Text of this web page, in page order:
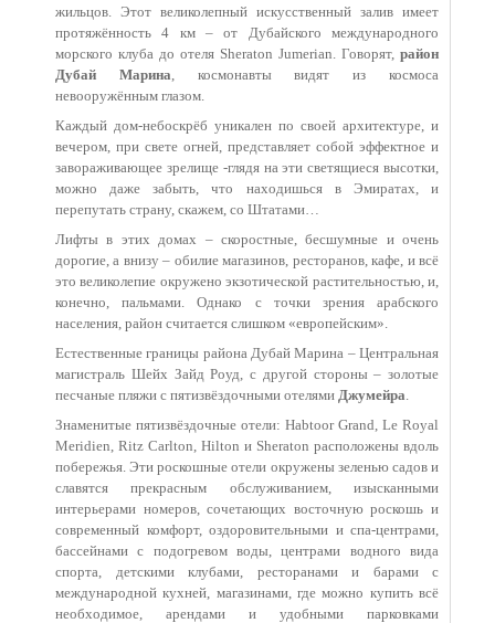
жильцов. Этот великолепный искусственный залив имеет
протяжённость 4 км – от Дубайского международного
морского клуба до отеля Sheraton Jumerian. Говорят, район
Дубай Марина, космонавты видят из космоса
невооружённым глазом.
Каждый дом-небоскрёб уникален по своей архитектуре, и
вечером, при свете огней, представляет собой эффектное и
завораживающее зрелище -глядя на эти светящиеся высотки,
можно даже забыть, что находишься в Эмиратах, и
перепутать страну, скажем, со Штатами…
Лифты в этих домах – скоростные, бесшумные и очень
дорогие, а внизу – обилие магазинов, ресторанов, кафе, и всё
это великолепие окружено экзотической растительностью, и,
конечно, пальмами. Однако с точки зрения арабского
населения, район считается слишком «европейским».
Естественные границы района Дубай Марина – Центральная
магистраль Шейх Зайд Роуд, с другой стороны – золотые
песчаные пляжи с пятизвёздочными отелями Джумейра.
Знаменитые пятизвёздочные отели: Habtoor Grand, Le Royal
Meridien, Ritz Carlton, Hilton и Sheraton расположены вдоль
побережья. Эти роскошные отели окружены зеленью садов и
славятся прекрасным обслуживанием, изысканными
интерьерами номеров, сочетающих восточную роскошь и
современный комфорт, оздоровительными и спа-центрами,
бассейнами с подогревом воды, центрами водного вида
спорта, детскими клубами, ресторанами и барами с
международной кухней, магазинами, где можно купить всё
необходимое, арендами и удобными парковками